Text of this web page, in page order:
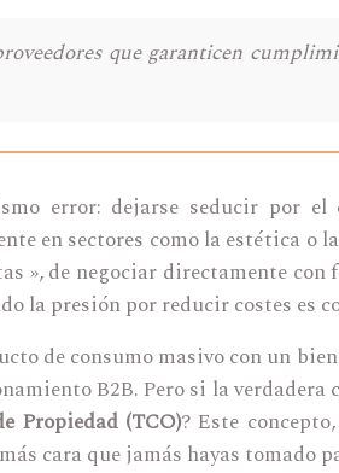
que garanticen
error: dejarse seducir por
en sectores como la estética o
», de negociar directamente
la presión por reducir costes es
de consumo masivo con un
B2B. Pero si la verdadera
Propiedad (TCO)? Este
cara que jamás hayas tomado